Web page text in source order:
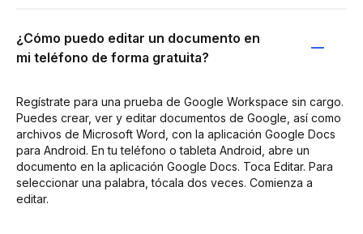
¿Cómo puedo editar un documento en
mi teléfono de forma gratuita?
Regístrate para una prueba de Google Workspace sin cargo.
Puedes crear, ver y editar documentos de Google, así como
archivos de Microsoft Word, con la aplicación Google Docs
para Android. En tu teléfono o tableta Android, abre un
documento en la aplicación Google Docs. Toca Editar. Para
seleccionar una palabra, tócala dos veces. Comienza a
editar.